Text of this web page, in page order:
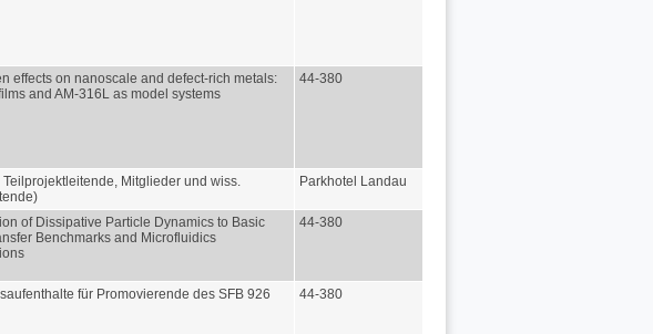
effects on nanoscale and defect-rich metals:
and AM-316L as model systems
44-380
Teilprojektleitende, Mitglieder und wiss.
Parkhotel Landau
of Dissipative Particle Dynamics to Basic
Benchmarks and Microfluidics
44-380
für Promovierende des SFB 926 44-380